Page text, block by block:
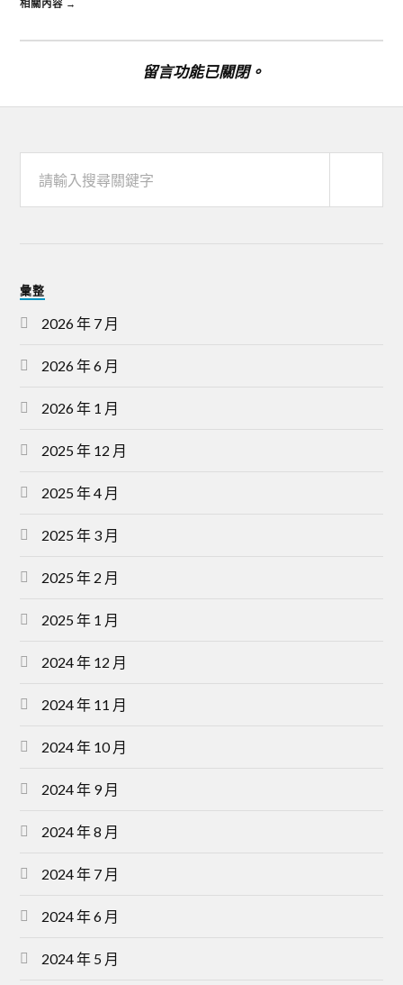
相關內容 →
留言功能已關閉。
彙整
2026 年 7 月
2026 年 6 月
2026 年 1 月
2025 年 12 月
2025 年 4 月
2025 年 3 月
2025 年 2 月
2025 年 1 月
2024 年 12 月
2024 年 11 月
2024 年 10 月
2024 年 9 月
2024 年 8 月
2024 年 7 月
2024 年 6 月
2024 年 5 月